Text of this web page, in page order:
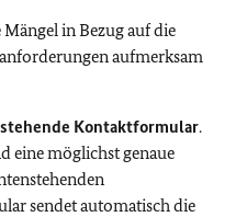
in Bezug auf die
aufmerksam
Kontaktformular.
eine möglichst genaue
sendet automatisch die